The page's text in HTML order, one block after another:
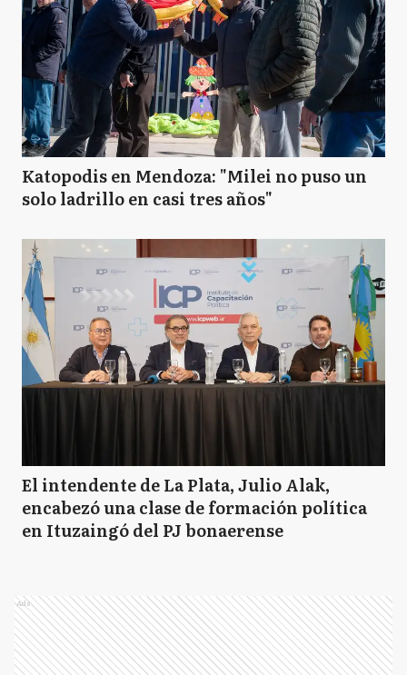
Katopodis en Mendoza: "Milei no puso un
solo ladrillo en casi tres años"
El intendente de La Plata, Julio Alak,
encabezó una clase de formación política
en Ituzaingó del PJ bonaerense
Ads